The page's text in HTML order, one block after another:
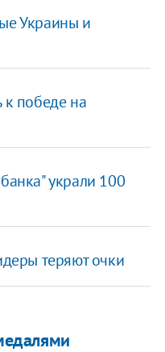
Украины и
к победе на
украли 100
теряют очки